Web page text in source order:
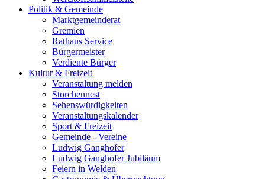
Politik & Gemeinde
Marktgemeinderat
Gremien
Rathaus Service
Bürgermeister
Verdiente Bürger
Kultur & Freizeit
Veranstaltung melden
Storchennest
Sehenswürdigkeiten
Veranstaltungskalender
Sport & Freizeit
Gemeinde - Vereine
Ludwig Ganghofer
Ludwig Ganghofer Jubiläum
Feiern in Welden